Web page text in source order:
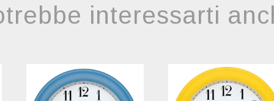
interessarti